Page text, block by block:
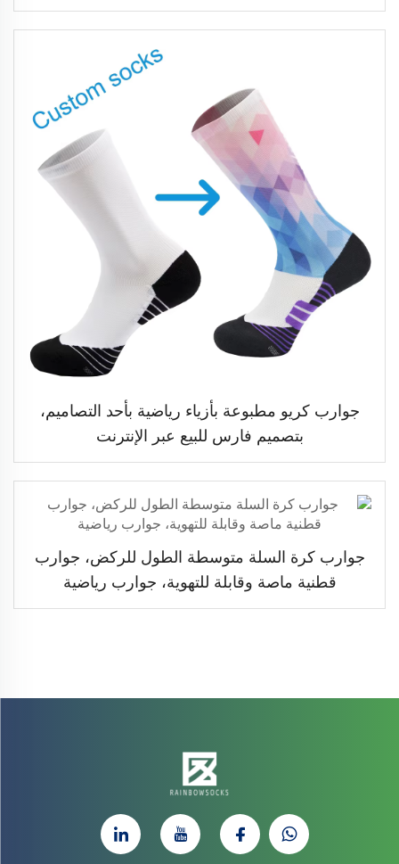
وكرة السلة
جوارب كريو مطبوعة بأزياء رياضية بأحد التصاميم،
بتصميم فارس للبيع عبر الإنترنت
جوارب كرة السلة متوسطة الطول للركض، جوارب
قطنية ماصة وقابلة للتهوية، جوارب رياضية